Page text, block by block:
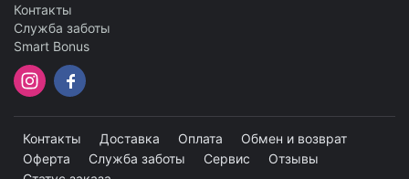
Контакты
Служба заботы
Smart Bonus
Контакты Доставка Оплата
Обмен и возврат
Оферта
Служба заботы Сервис
Отзывы